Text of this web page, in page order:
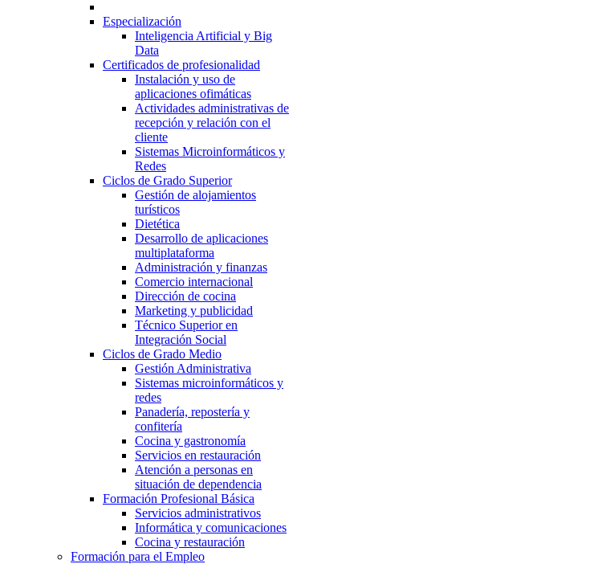
Especialización
Inteligencia Artificial y Big
Data
Certificados de profesionalidad
Instalación y uso de
aplicaciones ofimáticas
Actividades administrativas de
recepción y relación con el
cliente
Sistemas Microinformáticos y
Redes
Ciclos de Grado Superior
Gestión de alojamientos
turísticos
Dietética
Desarrollo de aplicaciones
multiplataforma
Administración y finanzas
Comercio internacional
Dirección de cocina
Marketing y publicidad
Técnico Superior en
Integración Social
Ciclos de Grado Medio
Gestión Administrativa
Sistemas microinformáticos y
redes
Panadería, repostería y
confitería
Cocina y gastronomía
Servicios en restauración
Atención a personas en
situación de dependencia
Formación Profesional Básica
Servicios administrativos
Informática y comunicaciones
Cocina y restauración
Formación para el Empleo